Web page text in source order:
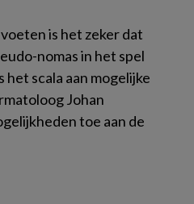
is het zeker dat
nomas in het spel
scala aan mogelijke
Johan
toe aan de